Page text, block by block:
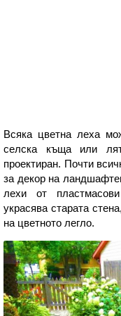
Всяка цветна леха
селска къща или
проектиран. Почти
за декор на
лехи от
украсява старата
на цветното легло.